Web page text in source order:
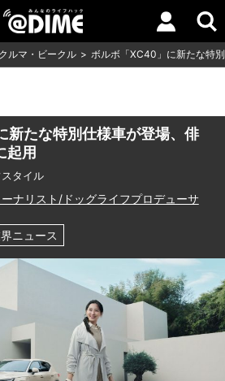
クルマ・ビークル ボルボ「XC40」に新たな特
新たな特別仕様車が登場、俳
起用
タイル
ナリスト/ドッグライフプロデューサ
ニュース